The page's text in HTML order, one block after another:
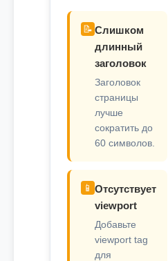
📝 Слишком
длинный
заголовок
Заголовок
страницы
лучше
сократить до
60 символов.
📱 Отсутствует
viewport
Добавьте
viewport tag
для